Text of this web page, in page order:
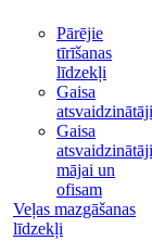
Pārējie
tīrīšanas
līdzekļi
Gaisa
atsvaidzinātāji
Gaisa
atsvaidzinātāji
mājai un
ofisam
Veļas mazgāšanas
līdzekļi